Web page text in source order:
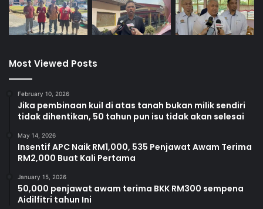
a
h
Most Viewed Posts
February 10, 2026
Jika pembinaan kuil di atas tanah bukan milik sendiri
tidak dihentikan, 50 tahun pun isu tidak akan selesai
May 14, 2026
Insentif APC Naik RM1,000, 535 Penjawat Awam Terima
RM2,000 Buat Kali Pertama
January 15, 2026
50,000 penjawat awam terima BKK RM300 sempena
Aidilfitri tahun Ini